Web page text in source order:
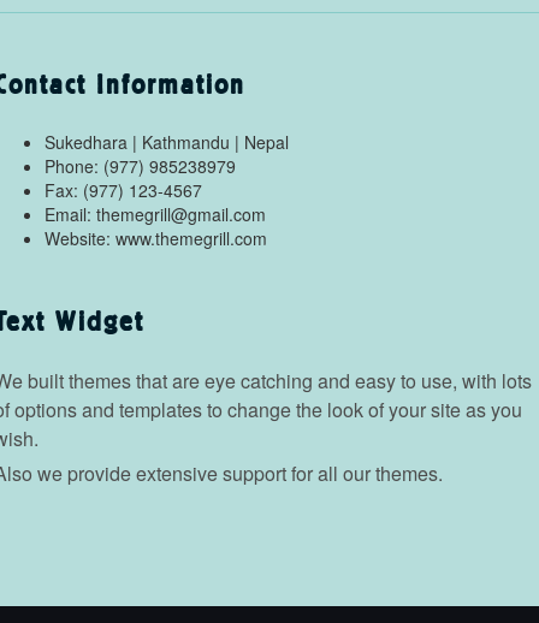
Information
Sukedhara | Kathmandu | Nepal
Phone: (977) 985238979
Fax: (977) 123-4567
Email: themegrill@gmail.com
Website: www.themegrill.com
Widget
built themes that are eye catching and easy to use, with lots
options and templates to change the look of your site as you
we provide extensive support for all our themes.